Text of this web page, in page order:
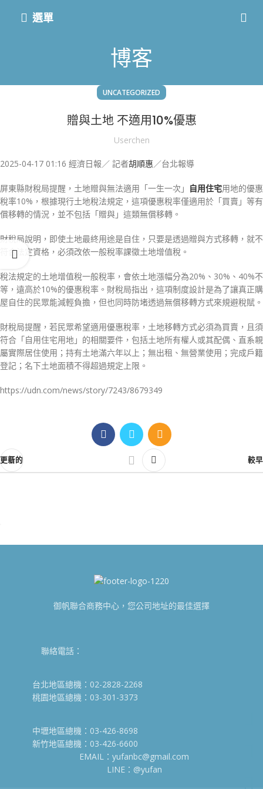
選單
博客
UNCATEGORIZED
贈與土地 不適用10%優惠
Userchen
2025-04-17 01:16 經濟日報／ 記者胡順惠／台北報導
屏東縣財稅局提醒，土地贈與無法適用「一生一次」 自用住宅用地的優惠
稅率10%，根據現行土地稅法規定，這項優惠稅率僅適用於「買賣」等有
償移轉的情況，並不包括「贈與」這類無償移轉。
財稅局說明，即使土地最終用途是自住，只要是透過贈與方式移轉，就不
符合法定資格，必須改依一般稅率課徵土地增值稅。
稅法規定的土地增值稅一般稅率，會依土地漲幅分為20%、30%、40%不
等，遠高於10%的優惠稅率。財稅局指出，這項制度設計是為了讓真正購
屋自住的民眾能減輕負擔，但也同時防堵透過無償移轉方式來規避稅賦。
財稅局提醒，若民眾希望適用優惠稅率，土地移轉方式必須為買賣，且須
符合「自用住宅用地」的相關要件，包括土地所有權人或其配偶、直系親
屬實際居住使用；持有土地滿六年以上；無出租、無營業使用；完成戶籍
登記；名下土地面積不得超過規定上限。
https://udn.com/news/story/7243/8679349
更新的 較早
御帆聯合商務中心，您公司地址的最佳選擇
聯絡電話：
台北地區總機：02-2828-2268
桃園地區總機：03-301-3373
中壢地區總機：03-426-8698
新竹地區總機：03-426-6600
EMAIL：yufanbc@gmail.com
LINE：@yufan